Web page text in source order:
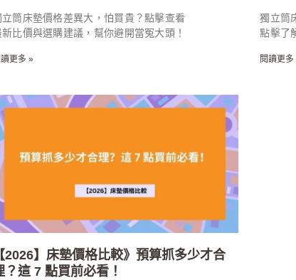
立筒床墊價格差異大，怕買貴？點擊查看
新比價與選購建議，幫你避開當冤大頭！
讀更多 »
獨立筒
點擊了
閱讀更多
2026】床墊價格比較》預算抓多少才合
？這 7 點買前必看！